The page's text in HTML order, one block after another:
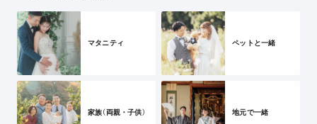
マタニティ ペットと一緒
家族（両親・子供） 地元で一緒